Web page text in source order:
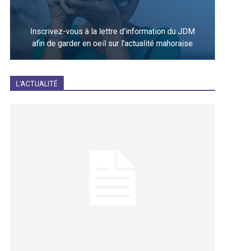
Inscrivez-vous à la lettre d'information du JDM
afin de garder en oeil sur l'actualité mahoraise
L'ACTUALITÉ